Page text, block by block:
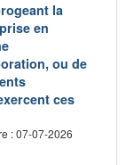
la
en
ou de
ces
: 07-07-2026